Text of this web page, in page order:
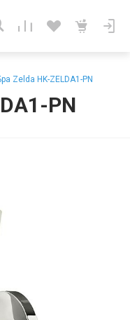
Zelda HK-ZELDA1-PN
PN